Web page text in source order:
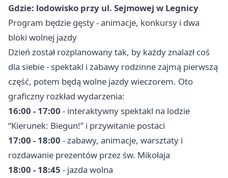
Gdzie: lodowisko przy ul. Sejmowej w Legnicy
Program będzie gęsty - animacje, konkursy i dwa
bloki wolnej jazdy
Dzień został rozplanowany tak, by każdy znalazł coś
dla siebie - spektakl i zabawy rodzinne zajmą pierwszą
część, potem będą wolne jazdy wieczorem. Oto
graficzny rozkład wydarzenia:
16:00 - 17:00 - interaktywny spektakl na lodzie
“Kierunek: Biegun!” i przywitanie postaci
17:00 - 18:00 - zabawy, animacje, warsztaty i
rozdawanie prezentów przez św. Mikołaja
18:00 - 18:45 - jazda wolna